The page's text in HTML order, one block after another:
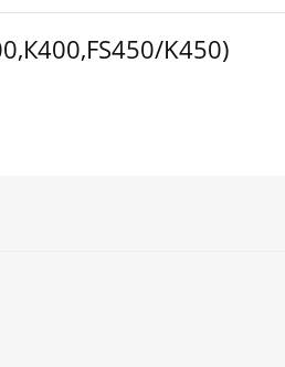
K450)